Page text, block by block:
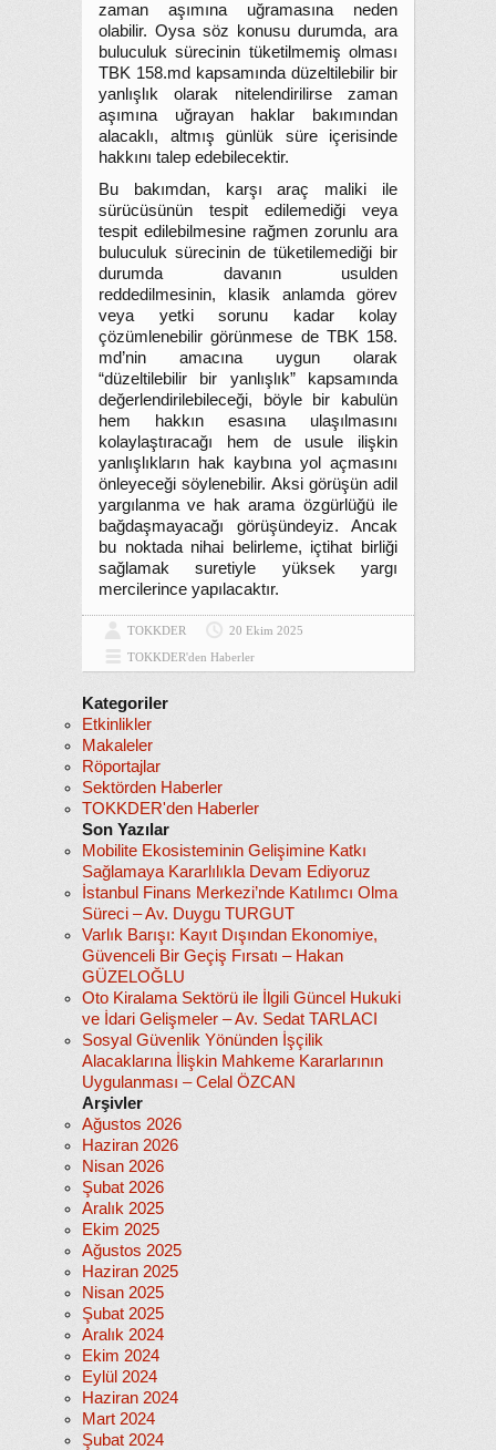
zaman aşımına uğramasına neden
olabilir. Oysa söz konusu durumda, ara
buluculuk sürecinin tüketilmemiş olması
TBK 158.md kapsamında düzeltilebilir bir
yanlışlık olarak nitelendirilirse zaman
aşımına uğrayan haklar bakımından
alacaklı, altmış günlük süre içerisinde
hakkını talep edebilecektir.
Bu bakımdan, karşı araç maliki ile
sürücüsünün tespit edilemediği veya
tespit edilebilmesine rağmen zorunlu ara
buluculuk sürecinin de tüketilemediği bir
durumda davanın usulden
reddedilmesinin, klasik anlamda görev
veya yetki sorunu kadar kolay
çözümlenebilir görünmese de TBK 158.
md’nin amacına uygun olarak
“düzeltilebilir bir yanlışlık” kapsamında
değerlendirilebileceği, böyle bir kabulün
hem hakkın esasına ulaşılmasını
kolaylaştıracağı hem de usule ilişkin
yanlışlıkların hak kaybına yol açmasını
önleyeceği söylenebilir. Aksi görüşün adil
yargılanma ve hak arama özgürlüğü ile
bağdaşmayacağı görüşündeyiz. Ancak
bu noktada nihai belirleme, içtihat birliği
sağlamak suretiyle yüksek yargı
mercilerince yapılacaktır.
TOKKDER
20 Ekim 2025
TOKKDER'den Haberler
Kategoriler
Etkinlikler
Makaleler
Röportajlar
Sektörden Haberler
TOKKDER'den Haberler
Son Yazılar
Mobilite Ekosisteminin Gelişimine Katkı
Sağlamaya Kararlılıkla Devam Ediyoruz
İstanbul Finans Merkezi’nde Katılımcı Olma
Süreci – Av. Duygu TURGUT
Varlık Barışı: Kayıt Dışından Ekonomiye,
Güvenceli Bir Geçiş Fırsatı – Hakan
GÜZELOĞLU
Oto Kiralama Sektörü ile İlgili Güncel Hukuki
ve İdari Gelişmeler – Av. Sedat TARLACI
Sosyal Güvenlik Yönünden İşçilik
Alacaklarına İlişkin Mahkeme Kararlarının
Uygulanması – Celal ÖZCAN
Arşivler
Ağustos 2026
Haziran 2026
Nisan 2026
Şubat 2026
Aralık 2025
Ekim 2025
Ağustos 2025
Haziran 2025
Nisan 2025
Şubat 2025
Aralık 2024
Ekim 2024
Eylül 2024
Haziran 2024
Mart 2024
Şubat 2024